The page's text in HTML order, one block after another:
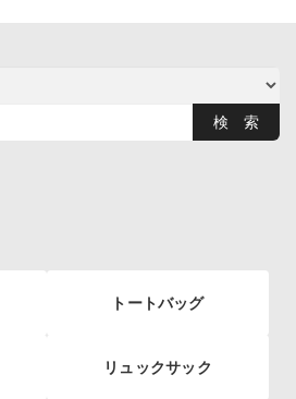
トートバッグ
リュックサック